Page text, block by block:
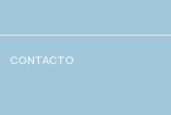
CONTACTO